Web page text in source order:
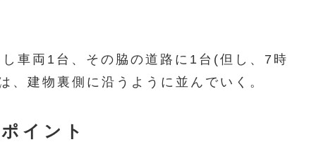
車両1台、その脇の道路に1台(但し、7時
建物裏側に沿うように並んでいく。
イント